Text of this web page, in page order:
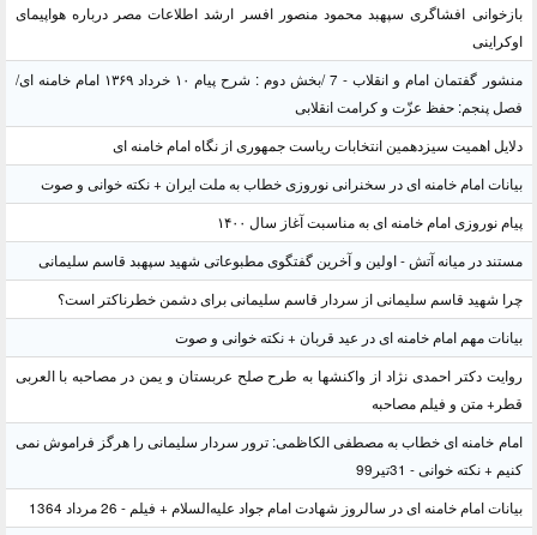
بازخوانی افشاگری سپهبد محمود منصور افسر ارشد اطلاعات مصر درباره هواپیمای
اوکراینی
منشور گفتمان امام و انقلاب - 7 /بخش دوم : شرح پیام ۱۰ خرداد ۱۳۶۹ امام خامنه ای/
فصل پنجم: حفظ عزّت و کرامت انقلابی
دلایل اهمیت سیزدهمین انتخابات ریاست جمهوری از نگاه امام خامنه ای
بیانات امام خامنه ای در سخنرانی نوروزی خطاب به ملت ایران + نکته خوانی و صوت
پیام نوروزی امام خامنه ای به مناسبت آغاز سال ۱۴۰۰
مستند در میانه آتش - اولین و آخرین گفتگوی مطبوعاتی شهید سپهبد قاسم سلیمانی
چرا شهید قاسم سلیمانی از سردار قاسم سلیمانی برای دشمن خطرناکتر است؟
بیانات مهم امام خامنه ای در عید قربان + نکته خوانی و صوت
روایت دکتر احمدی نژاد از واکنشها به طرح صلح عربستان و یمن در مصاحبه با العربی
قطر+ متن و فیلم مصاحبه
امام خامنه ای خطاب به مصطفی الکاظمی: ترور سردار سلیمانی را هرگز فراموش نمی
کنیم + نکته خوانی - 31تیر99
بیانات امام خامنه ای در سالروز شهادت امام جواد علیه‌السلام + فیلم - 26 مرداد 1364